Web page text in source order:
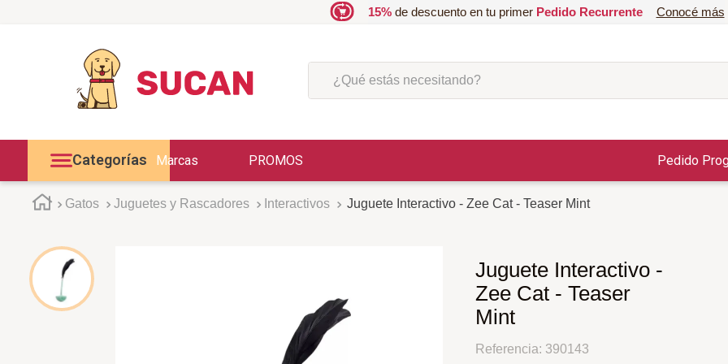
15%de descuento en tu primer Pedido Recurrente Conocé más
¿Qué estás necesitando?
Categorías Marcas PROMOS Pedido
Gatos Juguetes y Rascadores Interactivos Juguete Interactivo - Zee Cat - Teaser Mint
Juguete Interactivo -
Zee Cat - Teaser
Mint
Referencia: 390143